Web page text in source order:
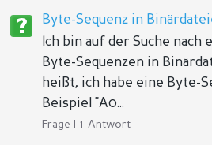
Byte-Sequenz in
Ich bin auf der Suche nach
Byte-Sequenzen in
heißt, ich habe eine Byte-
Beispiel "A0...
Frage | 1 Antwort